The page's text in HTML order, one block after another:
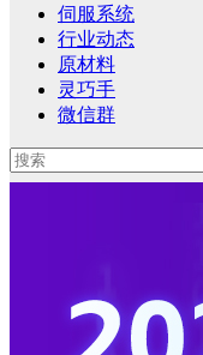
伺服系统
行业动态
原材料
灵巧手
微信群